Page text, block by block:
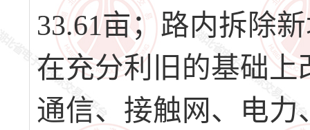
33.61亩；路内拆除
在充分利旧的基础
通信、接触网、电